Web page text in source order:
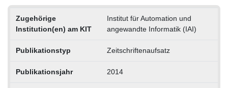
Zugehörige
Institution(en) am KIT
Institut für Automation und
angewandte Informatik (IAI)
Publikationstyp Zeitschriftenaufsatz
Publikationsjahr 2014